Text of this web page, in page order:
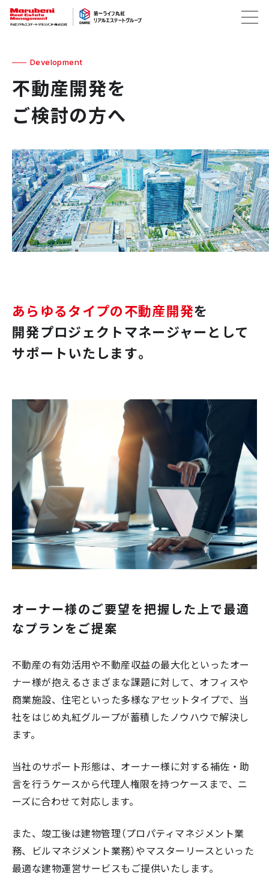
Development
不動産開発を
ご検討の方へ
あらゆるタイプの不動産開発を
開発プロジェクトマネージャーとして
サポートいたします。
オーナー様のご要望を把握した上で最適
なプランをご提案
不動産の有効活用や不動産収益の最大化といったオー
ナー様が抱えるさまざまな課題に対して、オフィスや
商業施設、住宅といった多様なアセットタイプで、当
社をはじめ丸紅グループが蓄積したノウハウで解決し
ます。
当社のサポート形態は、オーナー様に対する補佐・助
言を行うケースから代理人権限を持つケースまで、ニ
ーズに合わせて対応します。
また、竣工後は建物管理（プロパティマネジメント業
務、ビルマネジメント業務）やマスターリースといった
最適な建物運営サービスもご提供いたします。